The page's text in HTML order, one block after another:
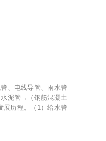
、电线导管、雨水管
泥管→（钢筋混凝土
历程。（1）给水管